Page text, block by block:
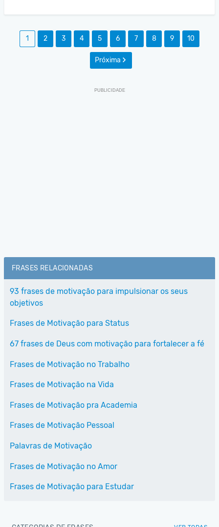
1 2 3 4 5 6 7 8 9 10
Próxima
FRASES RELACIONADAS
93 frases de motivação para impulsionar os seus
objetivos
Frases de Motivação para Status
67 frases de Deus com motivação para fortalecer a fé
Frases de Motivação no Trabalho
Frases de Motivação na Vida
Frases de Motivação pra Academia
Frases de Motivação Pessoal
Palavras de Motivação
Frases de Motivação no Amor
Frases de Motivação para Estudar